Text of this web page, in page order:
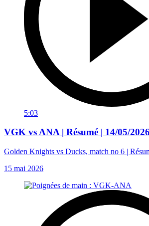
5:03
VGK vs ANA | Résumé | 14/05/2026
Golden Knights vs Ducks, match no 6 |
15 mai 2026